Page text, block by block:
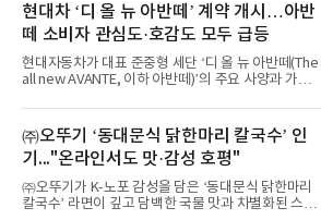
현대차 ‘디 올 뉴 아반떼’ 계약 개시…아반
떼 소비자 관심도·호감도 모두 급등
현대자동차가 대표 준중형 세단 ‘디 올 뉴 아반떼(The
all new AVANTE, 이하 아반떼)’의 주요 사양과 가격
떼는 6년 만에 선보이는 8세대 완전변경 모델로, ▲정
교한 선과 면을 중심으로 완성한 파격적인 디자인 ▲
과거 중형 세단 수준으로 확대된 차체 제원 ▲글로벌
최고 수준의 안전성 ▲성능과 효율을 동시에 높인 주
행 완성도 ▲첨단 편의 및 디지털 사양 적용 등을 통해
글로벌 준중형 세단의 새로운 기준을 세웠다.아반떼
는 가솔린 2.0과 1.6 하이브리드 두 가지 파워트레인
㈜오뚜기 ‘동대문식 닭한마리 칼국수’ 인
기..."온라인서도 맛·감성 호평"
㈜오뚜기가 K-노포 감성을 담은 ‘동대문식 닭한마리
칼국수’ 라면이 깊고 담백한 국물 맛과 차별화된 스토